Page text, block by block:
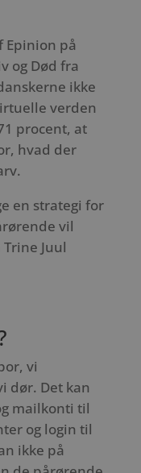
Epinion på
og Død fra
ikke
verden
procent, at
hvad der
en strategi for
vil
Juul
vi
dør. Det kan
mailkonti til
og login til
ikke på